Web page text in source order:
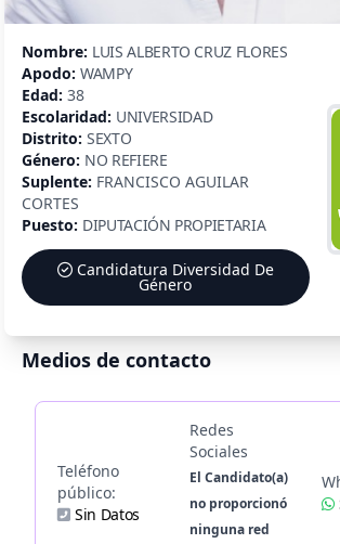
Nombre: LUIS ALBERTO CRUZ FLORES
Apodo: WAMPY
Edad: 38
Escolaridad: UNIVERSIDAD
Distrito: SEXTO
Género: NO REFIERE
Suplente: FRANCISCO AGUILAR
CORTES
Puesto: DIPUTACIÓN PROPIETARIA
Candidatura Diversidad De
Género
Medios de contacto
Teléfono
público:
Sin Datos
Redes
Sociales
El Candidato(a)
no proporcionó
ninguna red